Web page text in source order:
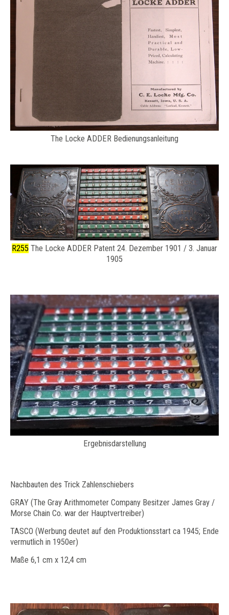
The Locke ADDER Bedienungsanleitung
R255 The Locke ADDER Patent 24. Dezember 1901 / 3. Januar
1905
Ergebnisdarstellung
Nachbauten des Trick Zahlenschiebers
GRAY (The Gray Arithmometer Company Besitzer James Gray /
Morse Chain Co. war der Hauptvertreiber)
TASCO (Werbung deutet auf den Produktionsstart ca 1945; Ende
vermutlich in 1950er)
Maße 6,1 cm x 12,4 cm